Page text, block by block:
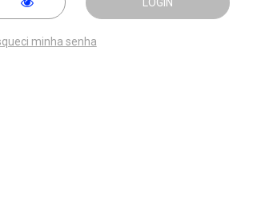
minha senha